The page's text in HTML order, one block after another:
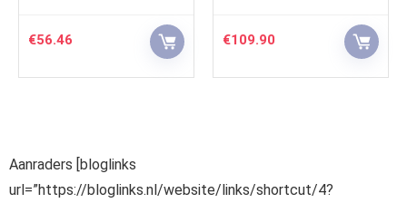
€56.46 €109.90
Aanraders [bloglinks
url=”https://bloglinks.nl/website/links/shortcut/4?